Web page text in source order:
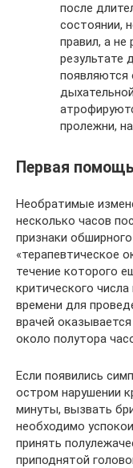
после
состоянии,
правил, а не
результате
появляются
пролежни,
Первая помощь
Необратимые
несколько часов
признаки
«терапевтическое
течение которого
критического
времени для
врачей
около полутора
Если появились
остром нарушении
минуты, вызвать
необходимо
принять
приподнятой